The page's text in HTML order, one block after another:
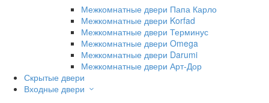
Межкомнатные двери Папа Карло
Межкомнатные двери Korfad
Межкомнатные двери Терминус
Межкомнатные двери Omega
Межкомнатные двери Darumi
Межкомнатные двери Арт-Дор
Скрытые двери
Входные двери